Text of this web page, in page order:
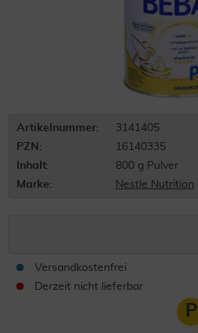
Artikelnummer:
3141405
PZN:
16140335
Inhalt:
800 g Pulver
Marke:
Nestle Nutrition
Versandkostenfrei
Derzeit nicht lieferbar
P